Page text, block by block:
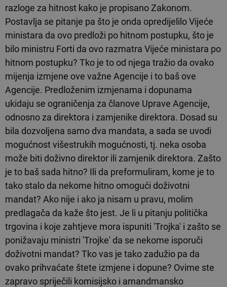
razloge za hitnost kako je propisano Zakonom.
Postavlja se pitanje pa što je onda opredijelilo Vijeće
ministara da ovo predloži po hitnom postupku, što je
bilo ministru Forti da ovo razmatra Vijeće ministara po
hitnom postupku? Tko je to od njega tražio da ovako
mijenja izmjene ove važne Agencije i to baš ove
Agencije. Predloženim izmjenama i dopunama
ukidaju se ograničenja za članove Uprave Agencije,
odnosno za direktora i zamjenike direktora. Dosad su
bila dozvoljena samo dva mandata, a sada se uvodi
mogućnost višestrukih mogućnosti, tj. neka osoba
može biti doživno direktor ili zamjenik direktora. Zašto
je to baš sada hitno? Ili da preformuliram, kome je to
tako stalo da nekome hitno omogući doživotni
mandat? Ako nije i ako ja nisam u pravu, molim
predlagača da kaže što jest. Je li u pitanju politička
trgovina i koje zahtjeve mora ispuniti 'Trojka' i zašto se
ponižavaju ministri 'Trojke' da se nekome isporuči
doživotni mandat? Tko vas je tako zadužio pa da
ovako prihvaćate štete izmjene i dopune? Ovime ste
zapravo spriječili komisijsko i amandmansko